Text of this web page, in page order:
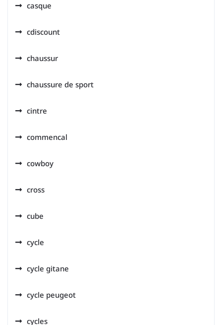
casque
cdiscount
chaussur
chaussure de sport
cintre
commencal
cowboy
cross
cube
cycle
cycle gitane
cycle peugeot
cycles